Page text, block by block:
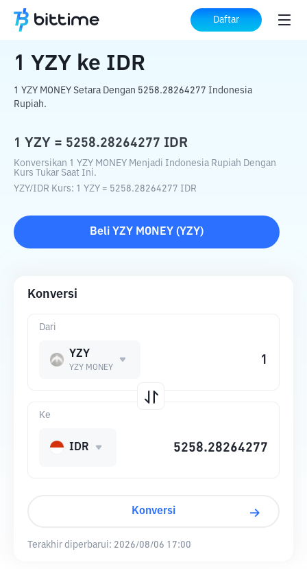
Daftar
Beranda Konverter Kripto ke IDR
1 YZY ke IDR
1 YZY MONEY Setara Dengan 5258.28264277 Indonesia
Rupiah.
1 YZY = 5258.28264277 IDR
Konversikan 1 YZY MONEY Menjadi Indonesia Rupiah Dengan
Kurs Tukar Saat Ini.
YZY/IDR Kurs: 1 YZY = 5258.28264277 IDR
Beli YZY MONEY (YZY)
Konversi
Dari
YZY
YZY MONEY
Ke
IDR
Konversi
Terakhir diperbarui: 2026/08/06 17:00